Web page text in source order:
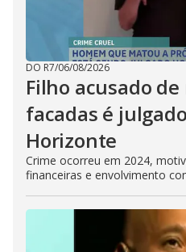
DO R7/06/08/2026
Filho acusado
facadas é
Horizonte
Crime ocorreu em 2024,
financeiras e envolvimento